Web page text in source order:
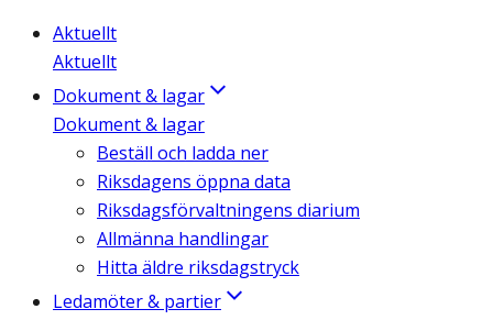
Aktuellt
Aktuellt
Dokument & lagar
Dokument & lagar
Beställ och ladda ner
Riksdagens öppna data
Riksdagsförvaltningens diarium
Allmänna handlingar
Hitta äldre riksdagstryck
Ledamöter & partier